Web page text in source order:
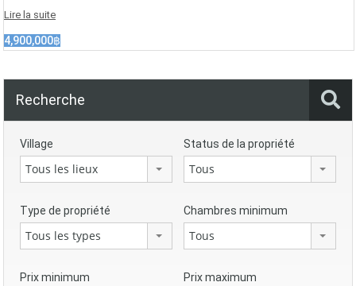
Lire la suite
4,900,000฿
Recherche
Village
Tous les lieux
Status de la propriété
Tous
Type de propriété
Tous les types
Chambres minimum
Tous
Prix minimum Prix maximum